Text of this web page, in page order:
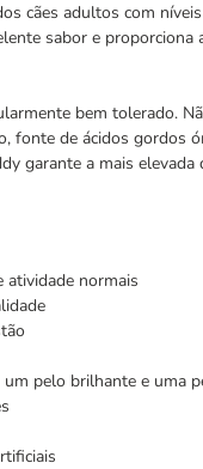
cães adultos com
sabor e
bem tolerado.
fonte de ácidos gordos
garante a mais elevada
atividade normais
um pelo brilhante e uma